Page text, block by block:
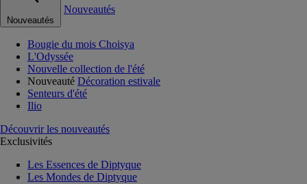
Nouveautés
Nouveautés
Bougie du mois Choisya
L'Odyssée
Nouvelle collection de l'été
Nouveauté Décoration estivale
Senteurs d'été
Ilio
Découvrir les nouveautés
Exclusivités
Les Essences de Diptyque
Les Mondes de Diptyque